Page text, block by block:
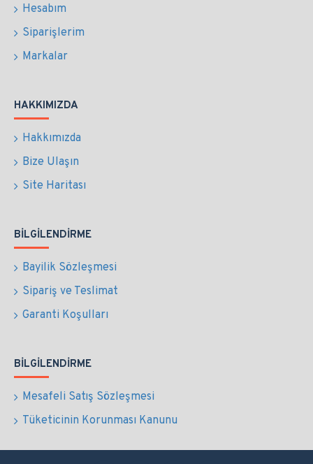
Hesabım
Siparişlerim
Markalar
HAKKIMIZDA
Hakkımızda
Bize Ulaşın
Site Haritası
BILGILENDIRME
Bayilik Sözleşmesi
Sipariş ve Teslimat
Garanti Koşulları
BILGILENDIRME
Mesafeli Satış Sözleşmesi
Tüketicinin Korunması Kanunu